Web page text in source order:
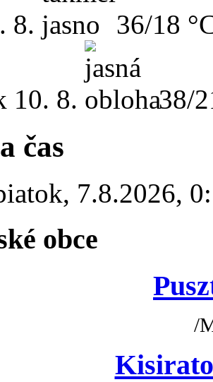
8. 36/18
10. 8. 38/
čas
, 7.8.2026,
obce
/